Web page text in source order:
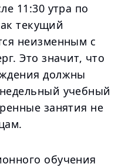
11:30 утра по
текущий
неизменным с
Это значит, что
должны
учебный
занятия не
обучения